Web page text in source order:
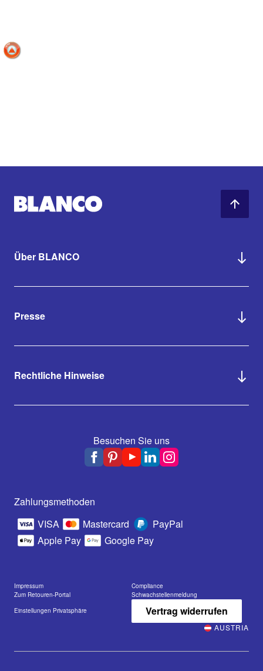
Über BLANCO
Presse
Rechtliche Hinweise
Besuchen Sie uns
Zahlungsmethoden
VISA
Mastercard
PayPal
Apple Pay
Google Pay
Impressum
Compliance
Zum Retouren-Portal
Schwachstellenmeldung
Einstellungen Privatsphäre
Vertrag widerrufen
AUSTRIA